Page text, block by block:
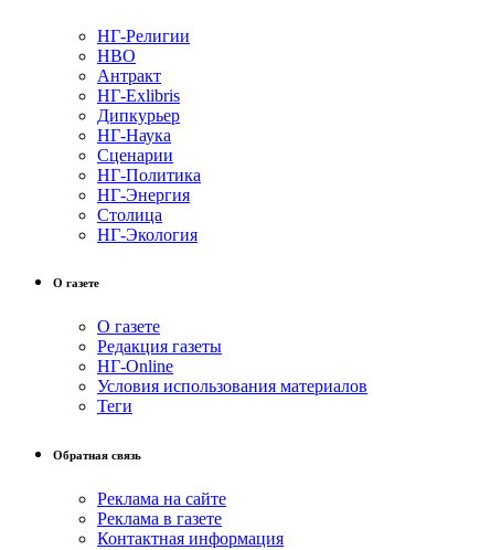
НГ-Религии
НВО
Антракт
НГ-Exlibris
Дипкурьер
НГ-Наука
Сценарии
НГ-Политика
НГ-Энергия
Столица
НГ-Экология
О газете
О газете
Редакция газеты
НГ-Online
Условия использования материалов
Теги
Обратная связь
Реклама на сайте
Реклама в газете
Контактная информация